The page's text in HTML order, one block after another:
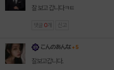
잘 보고 갑니다ㅋㅌ
댓글 0 개 신고
こんのあんな + 5
잘보고갑니다.